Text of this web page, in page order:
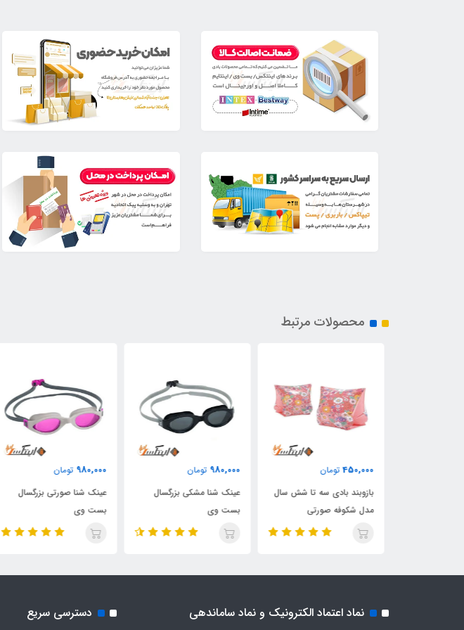
محصولات مرتبط
450,000 تومان
بازوبند بادی سه تا شش سال
مدل شکوفه صورتی
980,000 تومان
عینک شنا مشکی بزرگسال
بست وی
980,000 تومان
عینک شنا صورتی بزرگسال
بست وی
نماد اعتماد الکترونیک و نماد ساماندهی دسترسی سریع